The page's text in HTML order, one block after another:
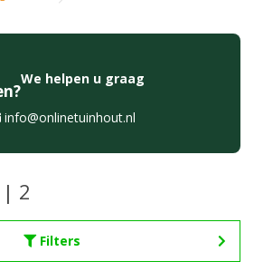
We helpen u graag
info@onlinetuinhout.nl
| 2
Filters